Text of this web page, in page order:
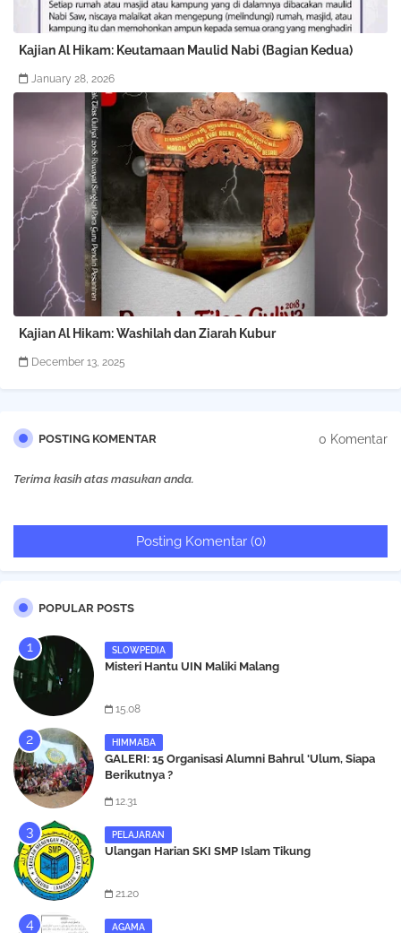
Kajian Al Hikam: Keutamaan Maulid Nabi (Bagian Kedua)
January 28, 2026
Kajian Al Hikam: Washilah dan Ziarah Kubur
December 13, 2025
POSTING KOMENTAR 0 Komentar
Terima kasih atas masukan anda.
Posting Komentar (0)
POPULAR POSTS
SLOWPEDIA
Misteri Hantu UIN Maliki Malang
15.08
HIMMABA
GALERI: 15 Organisasi Alumni Bahrul 'Ulum, Siapa
Berikutnya ?
12.31
PELAJARAN
Ulangan Harian SKI SMP Islam Tikung
21.20
AGAMA